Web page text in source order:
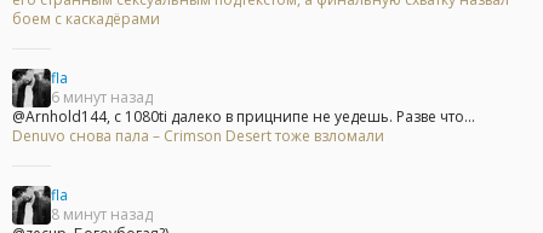
боем с каскадёрами
fla
6 минут назад
@Arnhold144, с 1080ti далеко в прицнипе не уедешь. Разве что...
Denuvo снова пала – Crimson Desert тоже взломали
fla
8 минут назад